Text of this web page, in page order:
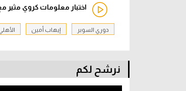
اختبار معلومات كروي مثير
دوري السوبر إيهاب أمين
نرشح لكم